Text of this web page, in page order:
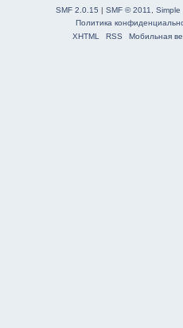
SMF 2.0.15 | SMF © 2011, Simple
Политика
XHTML
RSS Мобильная